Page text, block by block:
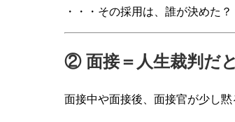
・・・その採用は、誰が決めた？
② 面接＝人生裁判だ
面接中や面接後、面接官が少し黙